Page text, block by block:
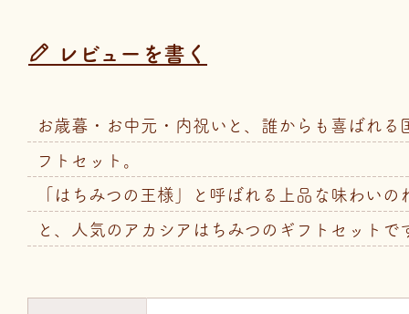
レビューを書く
お歳暮・お中元・内祝いと、誰からも喜ばれる
フトセット。
「はちみつの王様」と呼ばれる上品な味わいの
と、人気のアカシアはちみつのギフトセットで